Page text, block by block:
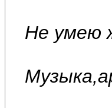
Не умею